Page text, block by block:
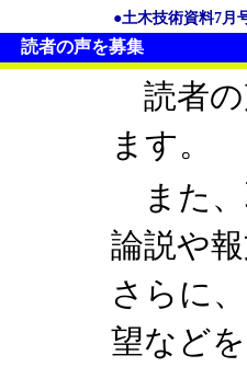
●土木技術資料7月
読者の声を募集
読者の
ます。
また、
論説や
さらに
望などを